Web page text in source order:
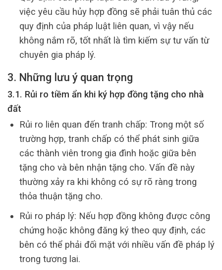
việc yêu cầu hủy hợp đồng sẽ phải tuân thủ các
quy định của pháp luật liên quan, vì vậy nếu
không nắm rõ, tốt nhất là tìm kiếm sự tư vấn từ
chuyên gia pháp lý.
3. Những lưu ý quan trọng
3.1. Rủi ro tiềm ẩn khi ký hợp đồng tặng cho nhà
đất
Rủi ro liên quan đến tranh chấp: Trong một số
trường hợp, tranh chấp có thể phát sinh giữa
các thành viên trong gia đình hoặc giữa bên
tặng cho và bên nhận tặng cho. Vấn đề này
thường xảy ra khi không có sự rõ ràng trong
thỏa thuận tặng cho.
Rủi ro pháp lý: Nếu hợp đồng không được công
chứng hoặc không đăng ký theo quy định, các
bên có thể phải đối mặt với nhiều vấn đề pháp lý
trong tương lai.